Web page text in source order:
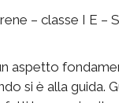
– classe I E –
aspetto
si è alla guida.